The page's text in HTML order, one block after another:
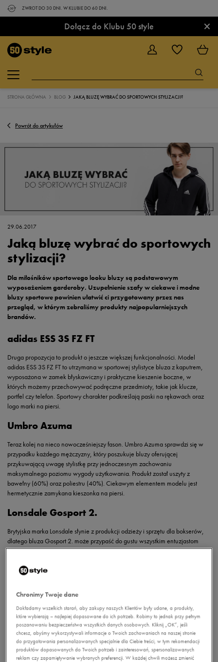
ZWROT DO 30 DNI. W KLUBIE DO 60 DNI.
Dołącz do Klubu 50 style ×
STRONA GŁÓWNA BLOG JAKĄ BLUZĘ WYBRAĆ DO SPORTOWYCH STYLIZACJI?
Powrót do artykułów
29.06.2017
Jaką bluzę wybrać do sportowych
stylizacji?
Dla miłośników sportowego looku bluzy są podstawowym
wyposażeniem garderoby. Uzupełnienie szafy w ciekawe i modne
bluzy sportowe powinien ułatwić ci przygotowany przez nas
przegląd, w którym zebraliśmy produkty najpopularniejszych
brandów.
adidas ESS 3S FZ FT
Druga propozycja to produkt o jeszcze większej funkcjonalności. Model
adidas ESS 3S FZ FT to utrzymana w sportowej stylistyce bluza z kaputrem,
wyposażona w zamek błyskawiczny i praktyczne kieszenie boczne, w
których możemy przechowywać podręczne przedmioty, takie jak klucze,
portfel czy telefon. Sportowy charakter podkreślają paski na rękawach oraz
logo marki na piersi.
Umbro Azuma
Teraz kolej na nieco nowocześniejszy fason. Umbro Azuma sprawdzi się w
przypadku każdego mężczyzny, który poszukuje bluzy oferującej
przykuwającą uwagę stylistkę przy jednoczesnym zachowaniu
maksymalnego poziomu wygody użytkowania. Produkt został uszyty z
bawełny (60%) oraz poliestru (40%). Ciekawym elementem modelu jest
hermetycznie zamykana kieszonka na piersi.
Lonsdale Gosport 2.
Brytyjska marka Lonsdale słynie z produkcji odzieży i sprzętu dla bokserów,
dlatego bluza Gosport 2. może przypaść do gustu wszystkim entuzjastom
sztuk walki. Jest to bluza w popularnym fasonie określanym jako „kangurka”.
występuje u tego australijskiego torbacza.
Chronimy Twoje dane
Dokładamy wszelkich starań, aby zakupy naszych Klientów były udane, a produkty,
które wybierają – najlepiej dopasowane do ich potrzeb. Robimy to jednak przy pełnym
poszanowaniu bezpieczeństwa wszystkich danych osobowych. Kliknij „OK”, jeśli
chcesz, abyśmy wykorzystywali informacje o Twoich zachowaniach na naszej stronie
do przygotowania personalizowanych specjalnie dla Ciebie treści, w tym rekomendacji
produktów dopasowanych do Twoich potrzeb i zainteresowań, spersonalizowanych
reklam czy zapamiętywanie wybranych preferencji. W każdej chwili możesz zmienić